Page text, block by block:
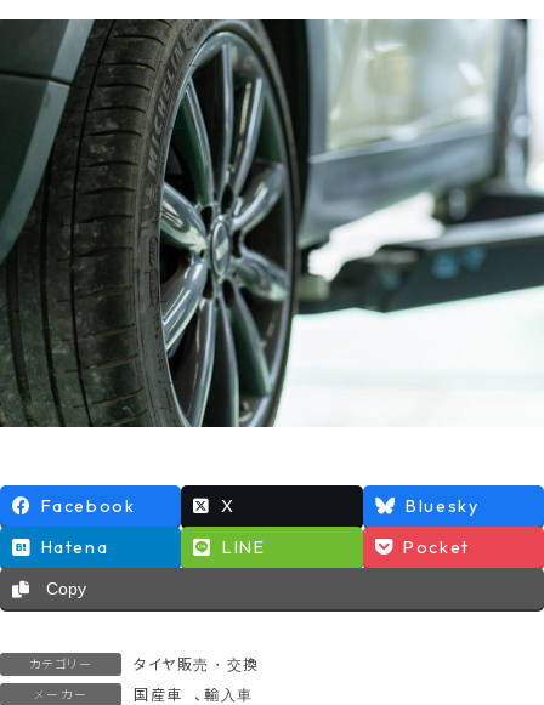
Facebook X
Bluesky
Hatena
LINE Pocket
Copy
カテゴリー タイヤ販売・交換
メーカー 国産車 、輸入車